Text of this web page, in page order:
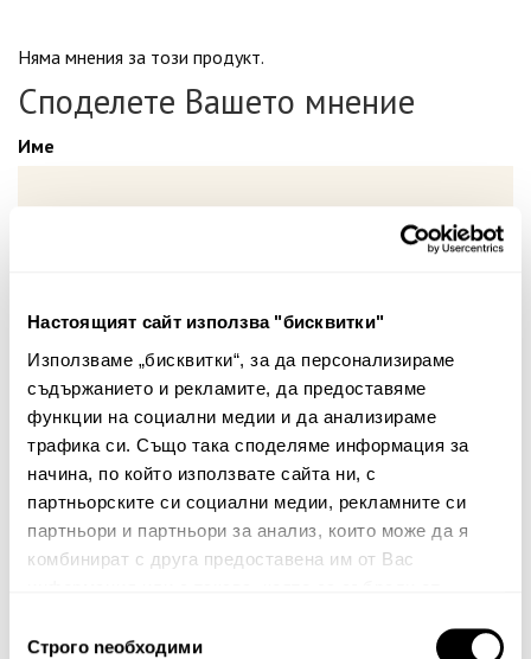
Настоящият сайт използва "бисквитки"
Използваме „бисквитки“, за да персонализираме
съдържанието и рекламите, да предоставяме
функции на социални медии и да анализираме
трафика си. Също така споделяме информация за
начина, по който използвате сайта ни, с
партньорските си социални медии, рекламните си
партньори и партньори за анализ, които може да я
комбинират с друга предоставена им от Вас
наСтрого nеобходими
Няма мнения за този продукт.
Споделете Вашето мнение
Име
Забележка: HTML не се поддържа!
Оценка:Най-ниска Най-висока